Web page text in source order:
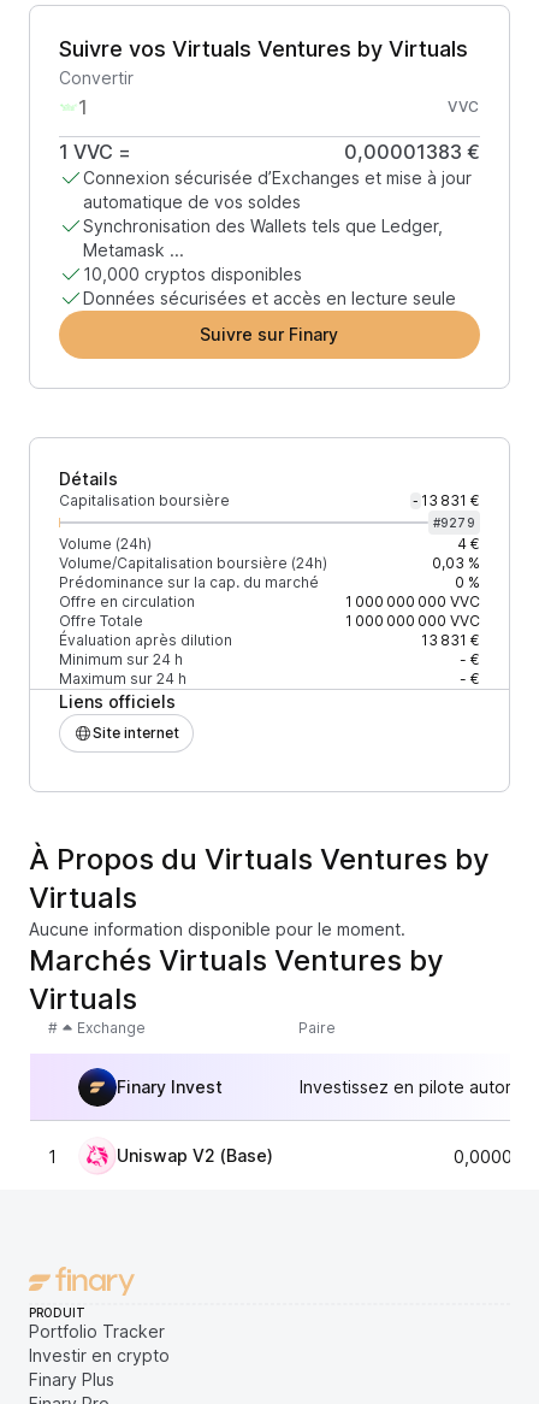
Suivre vos Virtuals Ventures by Virtuals
Convertir
VVC
1 VVC = 0,00001383 €
Connexion sécurisée d’Exchanges et mise à jour
automatique de vos soldes
Synchronisation des Wallets tels que Ledger,
Metamask ...
10,000 cryptos disponibles
Données sécurisées et accès en lecture seule
Suivre sur Finary
Détails
Capitalisation boursière - 13 831 €
#9279
Volume (24h)
4 €
Volume/Capitalisation boursière (24h)
0,03 %
Prédominance sur la cap. du marché
0 %
Offre en circulation
1 000 000 000 VVC
Offre Totale
1 000 000 000 VVC
Évaluation après dilution
13 831 €
Minimum sur 24 h
- €
Maximum sur 24 h
- €
Liens officiels
Site internet
À Propos du Virtuals Ventures by
Virtuals
Aucune information disponible pour le moment.
Marchés Virtuals Ventures by
Virtuals
# Exchange Paire
Finary Invest Investissez en pilote
1 Uniswap V2 (Base)
PRODUIT
Portfolio Tracker
Investir en crypto
Finary Plus